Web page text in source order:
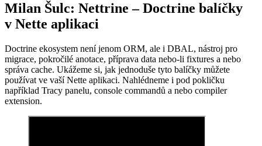
Milan Šulc: Nettrine – Doctrine balíčky
v Nette aplikaci
Doctrine ekosystem není jenom ORM, ale i DBAL, nástroj pro
migrace, pokročilé anotace, příprava data nebo-li fixtures a nebo
správa cache. Ukážeme si, jak jednoduše tyto balíčky můžete
používat ve vaší Nette aplikaci. Nahlédneme i pod pokličku
například Tracy panelu, console commandů a nebo compiler
extension.